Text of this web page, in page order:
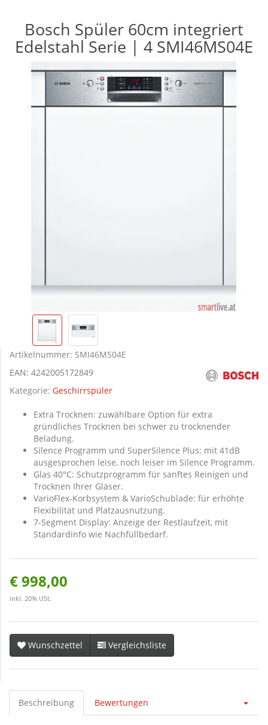
Bosch Spüler 60cm integriert
Edelstahl Serie | 4 SMI46MS04E
Artikelnummer: SMI46MS04E
EAN: 4242005172849
Kategorie: Geschirrspüler
Extra Trocknen: zuwählbare Option für extra
gründliches Trocknen bei schwer zu trocknender
Beladung.
Silence Programm und SuperSilence Plus: mit 41dB
ausgesprochen leise, noch leiser im Silence Programm.
Glas 40°C: Schutzprogramm für sanftes Reinigen und
Trocknen Ihrer Gläser.
VarioFlex-Korbsystem & VarioSchublade: für erhöhte
Flexibilität und Platzausnutzung.
7-Segment Display: Anzeige der Restlaufzeit, mit
Standardinfo wie Nachfüllbedarf.
€ 998,00
inkl. 20% USt.
Wunschzettel Vergleichsliste
Beschreibung Bewertungen